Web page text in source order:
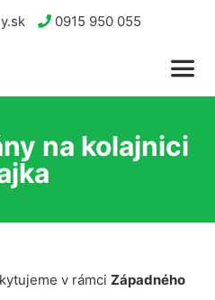
0915 950 055
na kolajnici
v rámci Západného